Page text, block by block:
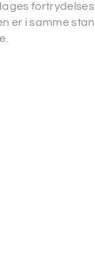
er i samme